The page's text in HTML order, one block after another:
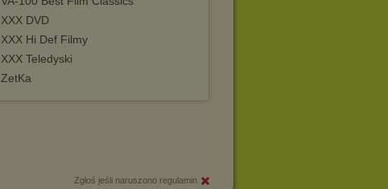
XXX DVD
XXX Hi Def Filmy
XXX Teledyski
ZetKa
Zgłoś jeśli naruszono regulamin